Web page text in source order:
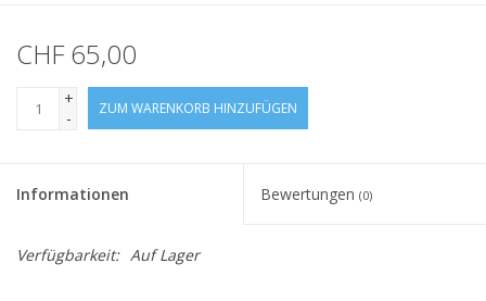
CHF 65,00
+
-
ZUM WARENKORB HINZUFÜGEN
Informationen Bewertungen (0)
Verfügbarkeit: Auf Lager